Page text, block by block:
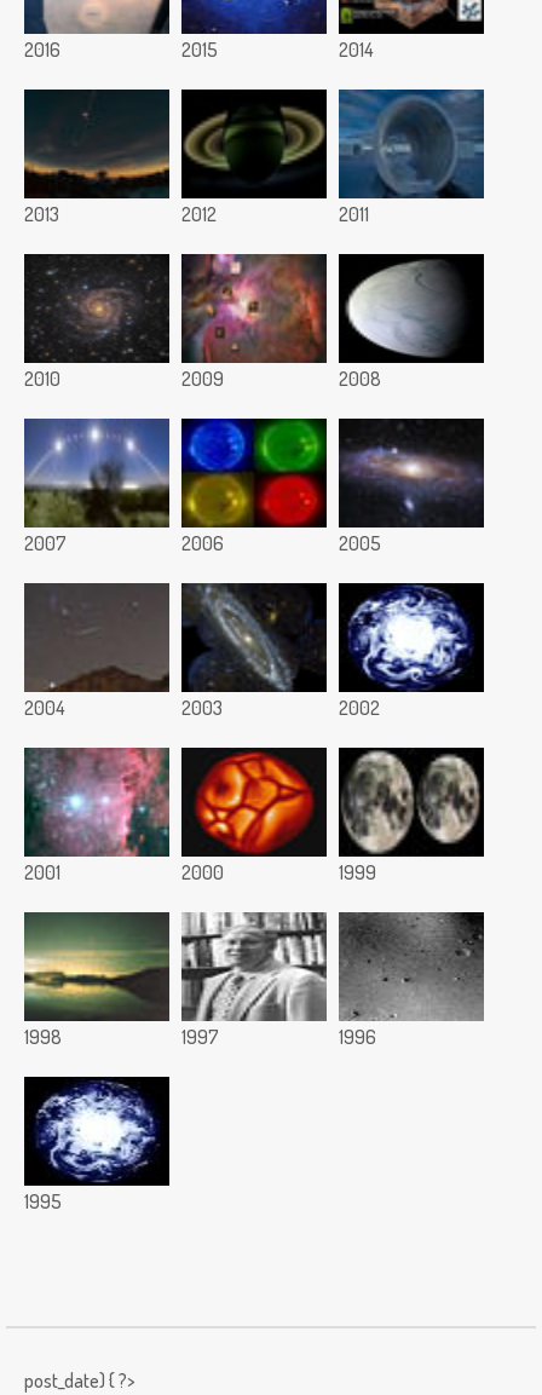
2016 2015 2014
2013 2012 2011
2010 2009 2008
2007 2006 2005
2004 2003 2002
2001 2000 1999
1998 1997 1996
1995
post_date) { ?>